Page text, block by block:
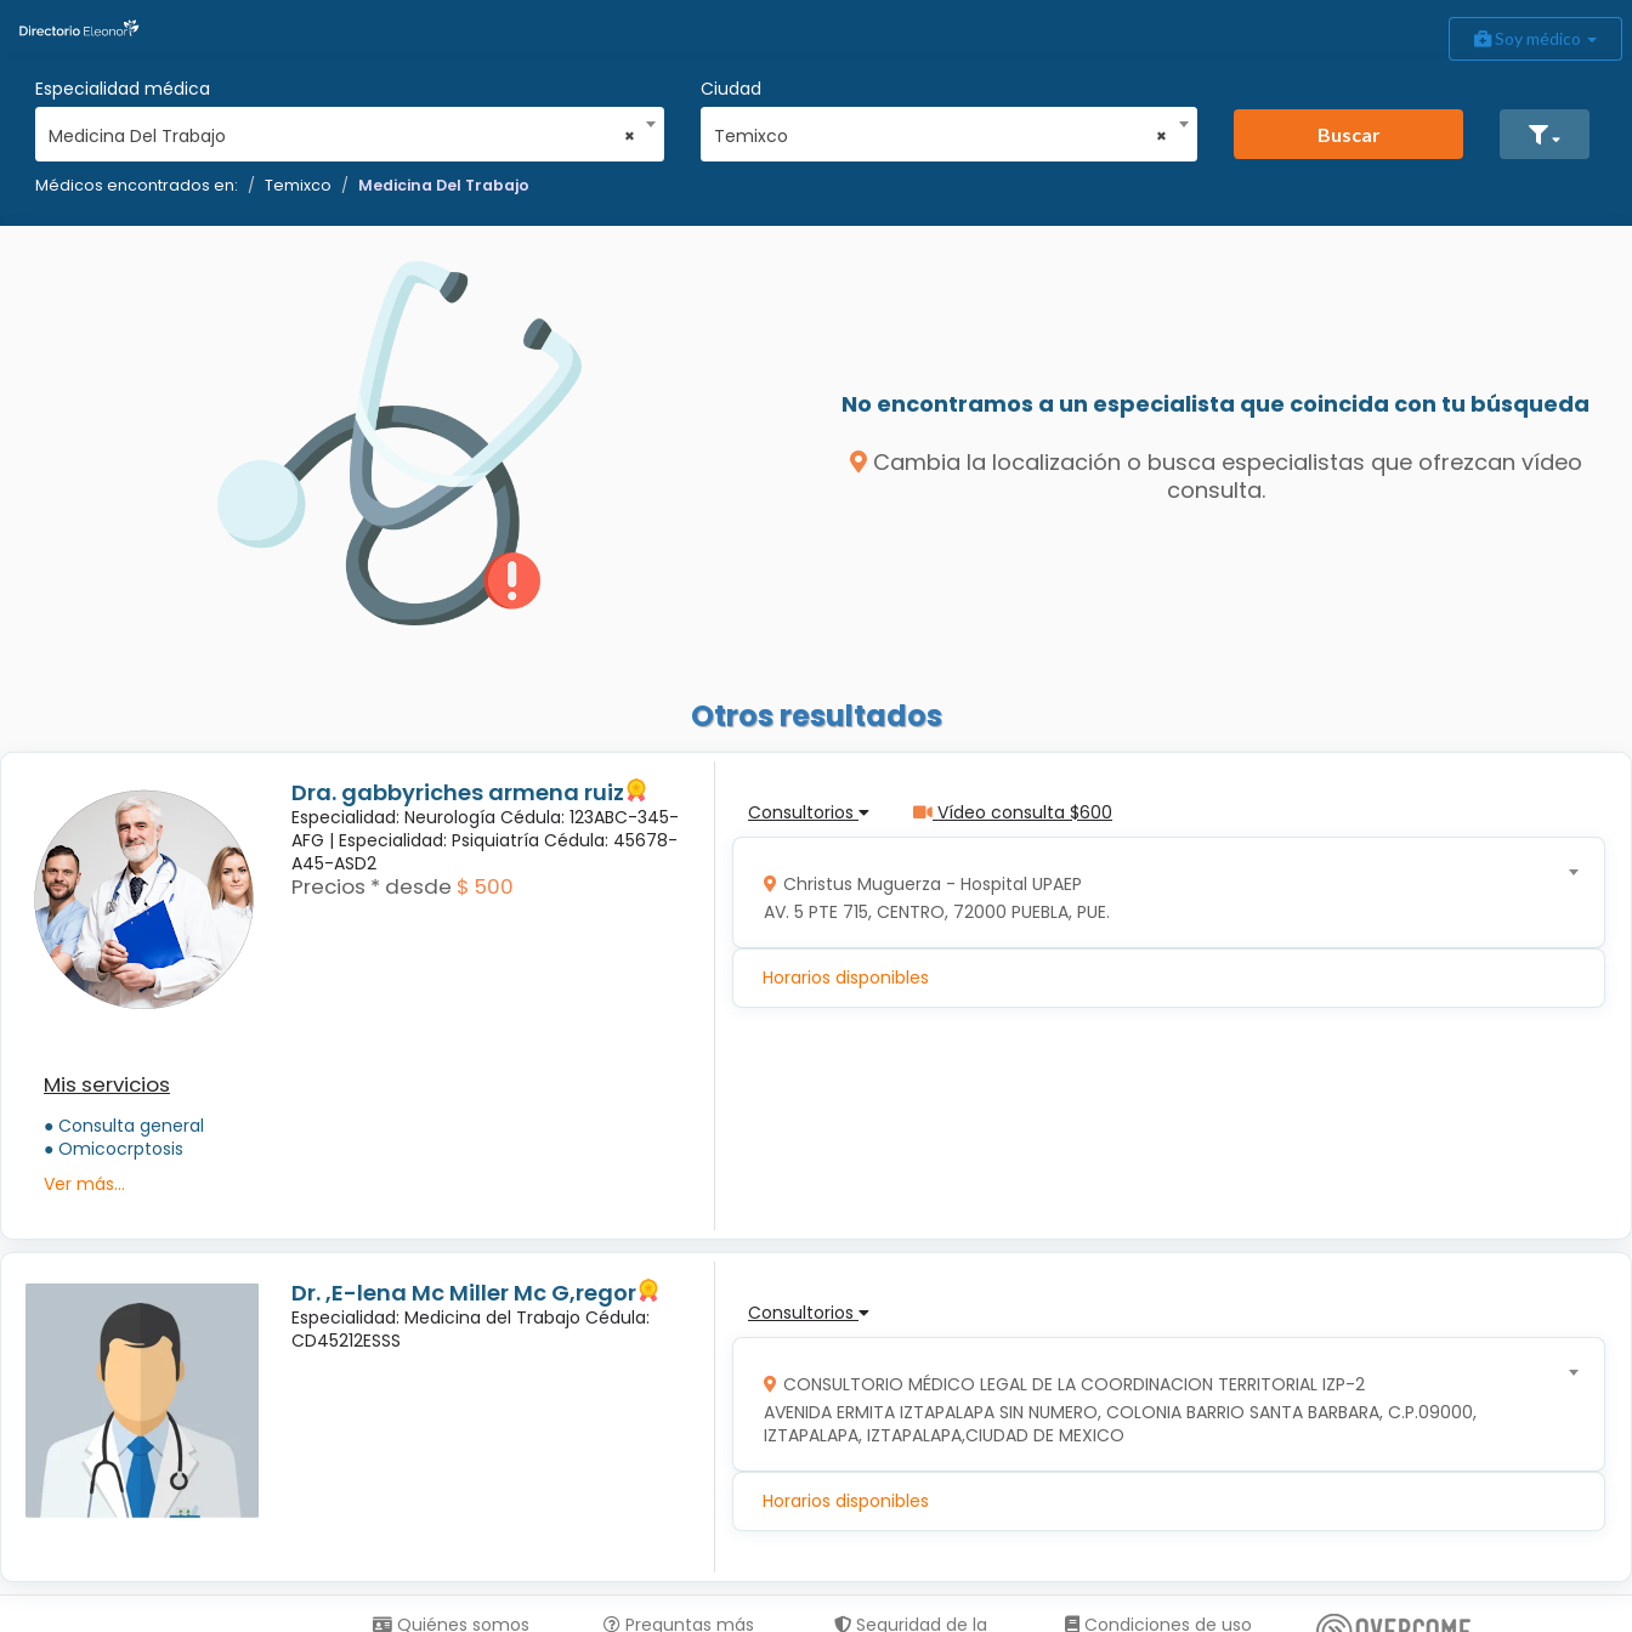
Soy médico
Especialidad médica
×
Medicina Del Trabajo
Ciudad
×
Temixco Buscar
Médicos encontrados en: Temixco Medicina Del Trabajo
No encontramos a un especialista que coincida con tu búsqueda
Cambia la localización o busca especialistas que ofrezcan vídeo
consulta.
Otros resultados
Dra. gabbyriches armena ruiz
Especialidad: Neurología Cédula: 123ABC-345-
AFG | Especialidad: Psiquiatría Cédula: 45678-
A45-ASD2
Precios * desde $ 500
Mis servicios
● Consulta general
● Omicocrptosis
Ver más...
Consultorios Vídeo consulta $600
Christus Muguerza - Hospital UPAEP
AV. 5 PTE 715, CENTRO, 72000 PUEBLA, PUE.
Horarios disponibles
Dr. ,E-lena Mc Miller Mc G,regor
Especialidad: Medicina del Trabajo Cédula:
CD45212ESSS
Consultorios
CONSULTORIO MÉDICO LEGAL DE LA COORDINACION TERRITORIAL IZP-2
AVENIDA ERMITA IZTAPALAPA SIN NUMERO, COLONIA BARRIO SANTA BARBARA, C.P.09000,
IZTAPALAPA, IZTAPALAPA,CIUDAD DE MEXICO
Horarios disponibles
Quiénes somos Preguntas más Seguridad de la Condiciones de uso